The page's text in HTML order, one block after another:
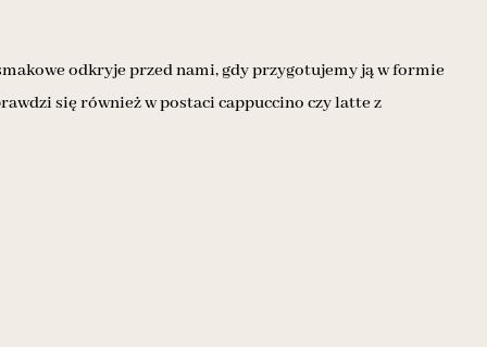
odkryje przed nami, gdy przygotujemy ją w formie
się również w postaci cappuccino czy latte z